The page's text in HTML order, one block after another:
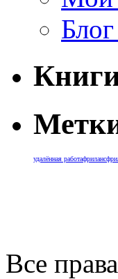
удалённая работафриланс
Все